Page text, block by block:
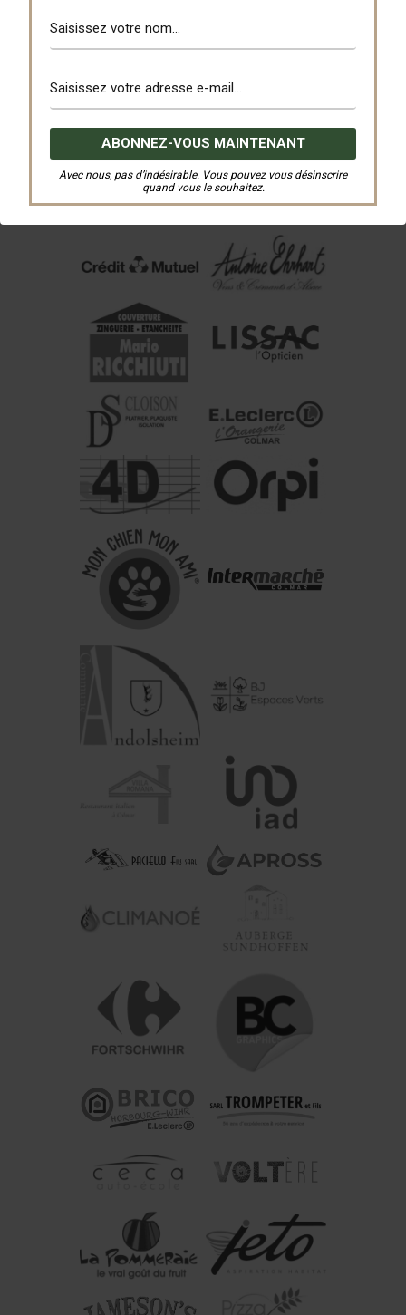
Avec nous, pas d’indésirable. Vous pouvez vous désinscrire
quand vous le souhaitez.